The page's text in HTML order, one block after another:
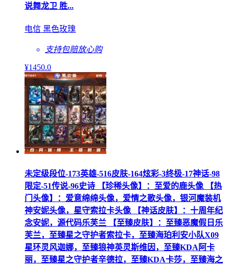
说舞龙卫 胜...
电信 黑色玫瑰
支持包赔放心购
¥1450.0
未定级段位-173英雄-516皮肤-164炫彩-3终极-17神话-98
限定-51传说-96史诗 【珍稀头像】：至爱的鹿头像 【热
门头像】：爱意绵绵头像，爱情之歌头像，银河魔装机
神安妮头像，星守索拉卡头像 【神话皮肤】：十周年纪
念安妮，源代码乐芙兰 【至臻皮肤】：至臻恶魔假日乐
芙兰，至臻星之守护者索拉卡，至臻海珀利安小队X09
星环灵风迦娜，至臻狼神英灵斯维因，至臻KDA阿卡
丽，至臻星之守护者辛德拉，至臻KDA卡莎，至臻海之